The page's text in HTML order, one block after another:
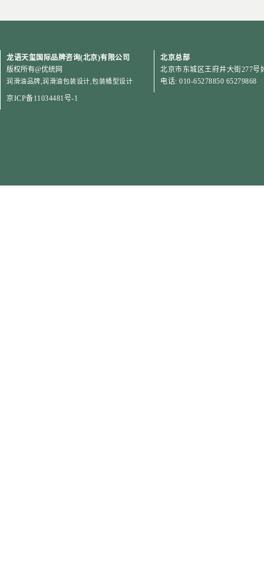
龙语天玺国际品牌咨询(北京)有限公司
版权所有@优统网
润滑油品牌 润滑油包装设计 包装桶型设计
京ICP备11034481号-1
北京总部
北京市东城区王府井大街277号
电话: 010-65278850 65279868